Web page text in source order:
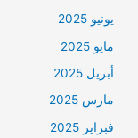
يونيو 2025
مايو 2025
أبريل 2025
مارس 2025
فبراير 2025